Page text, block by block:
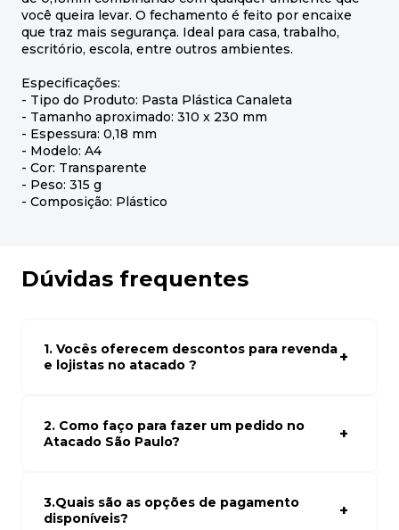
você queira levar. O fechamento é feito por encaixe
que traz mais segurança. Ideal para casa, trabalho,
escritório, escola, entre outros ambientes.
Especificações:
- Tipo do Produto: Pasta Plástica Canaleta
- Tamanho aproximado: 310 x 230 mm
- Espessura: 0,18 mm
- Modelo: A4
- Cor: Transparente
- Peso: 315 g
- Composição: Plástico
Dúvidas frequentes
1. Vocês oferecem descontos para revenda
e lojistas no atacado ?
atacado empresas e compre com os melhores preços
para seu modelo de negócio
2. Como faço para fazer um pedido no
Atacado São Paulo?
carrinho. Em seguida, siga as instruções para finalizar a
compra. Se precisar de ajuda, nossa equipe de suporte
3.Quais são as opções de pagamento
disponíveis?